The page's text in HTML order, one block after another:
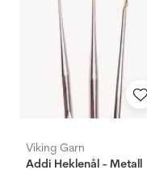
Viking Garn
Addi Heklenål - Metall